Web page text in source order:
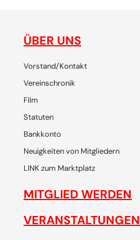
ÜBER UNS
Vorstand/Kontakt
Vereinschronik
Film
Statuten
Bankkonto
Neuigkeiten von Mitgliedern
LINK zum Marktplatz
MITGLIED WERDEN
VERANSTALTUNGEN